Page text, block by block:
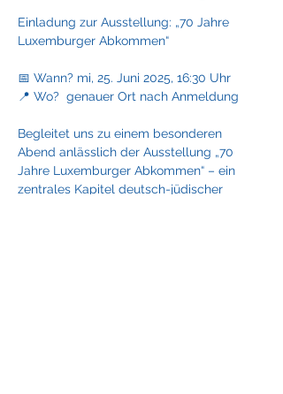
Einladung zur Ausstellung: „70 Jahre
Luxemburger Abkommen“
📅 Wann? mi, 25. Juni 2025, 16:30 Uhr
📍 Wo?  genauer Ort nach Anmeldung
Begleitet uns zu einem besonderen
Abend anlässlich der Ausstellung „70
Jahre Luxemburger Abkommen“ – ein
zentrales Kapitel deutsch-jüdischer